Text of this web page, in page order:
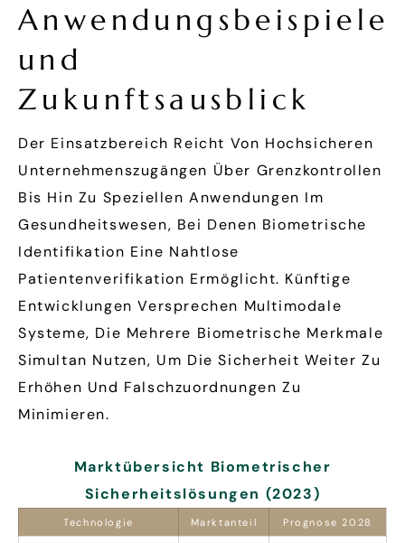
Anwendungsbeispiele
und
Zukunftsausblick
Der Einsatzbereich Reicht Von Hochsicheren
Unternehmenszugängen Über Grenzkontrollen
Bis Hin Zu Speziellen Anwendungen Im
Gesundheitswesen, Bei Denen Biometrische
Identifikation Eine Nahtlose
Patientenverifikation Ermöglicht. Künftige
Entwicklungen Versprechen Multimodale
Systeme, Die Mehrere Biometrische Merkmale
Simultan Nutzen, Um Die Sicherheit Weiter Zu
Erhöhen Und Falschzuordnungen Zu
Minimieren.
Marktübersicht Biometrischer
Sicherheitslösungen (2023)
Technologie Marktanteil Prognose 2028